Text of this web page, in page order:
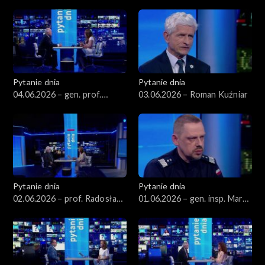
Pytanie dnia
04.06.2026 – gen. prof.
Pytanie dnia
03.06.2026 – Roman Kuźniar
Pytanie dnia
02.06.2026 – prof. Radosław
Pytanie dnia
01.06.2026 – gen. insp. Marek